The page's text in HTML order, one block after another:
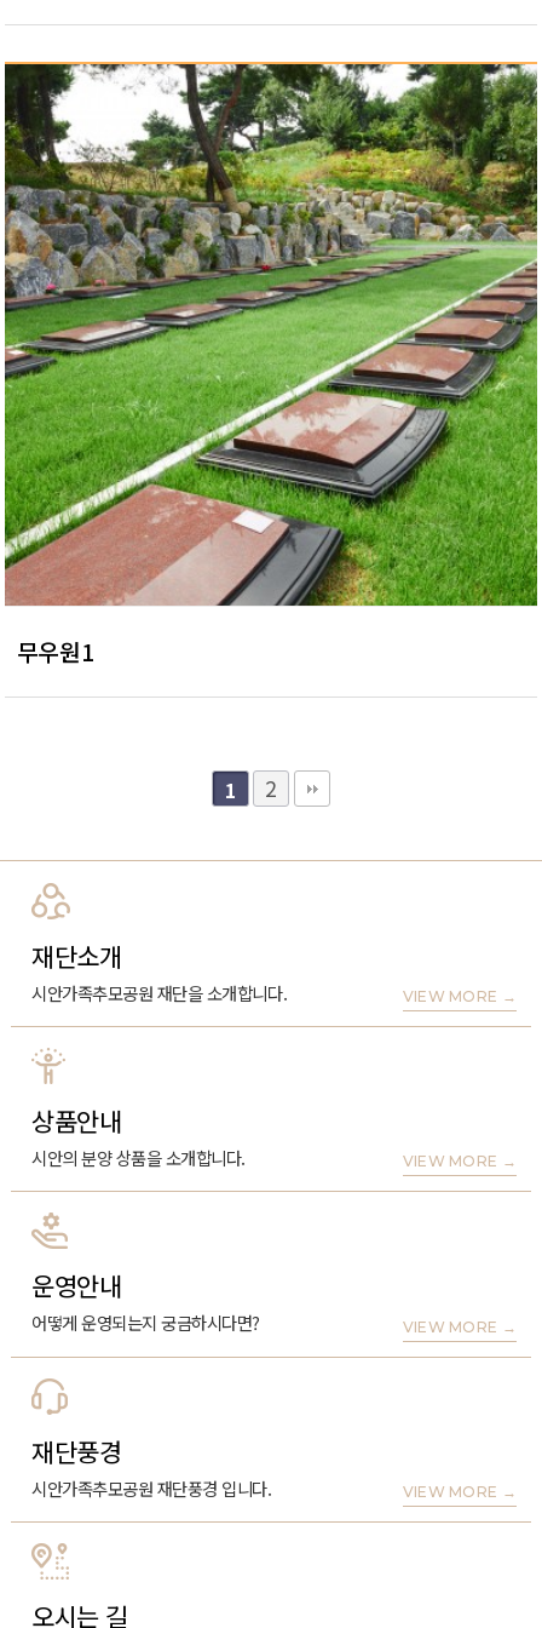
무우원1
1 2
재단소개
시안가족추모공원 재단을 소개합니다. VIEW MORE →
상품안내
시안의 분양 상품을 소개합니다. VIEW MORE →
운영안내
어떻게 운영되는지 궁금하시다면? VIEW MORE →
재단풍경
시안가족추모공원 재단풍경 입니다. VIEW MORE →
오시는 길